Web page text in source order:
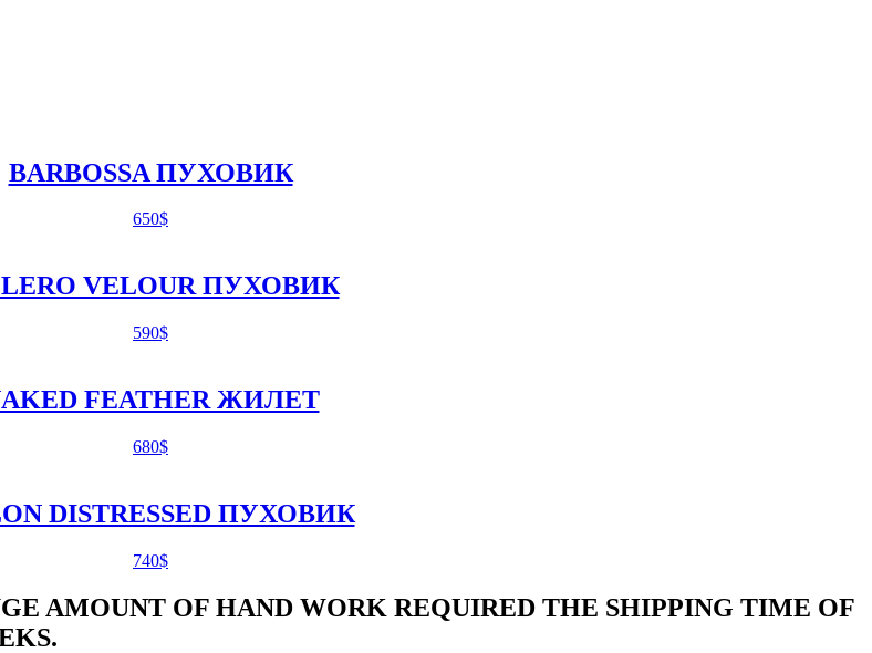
BARBOSSA ПУХОВИК
650$
VELOUR ПУХОВИК
590$
FEATHER ЖИЛЕТ
680$
DISTRESSED ПУХОВИК
740$
AMOUNT OF HAND WORK REQUIRED THE SHIPPING TIME OF